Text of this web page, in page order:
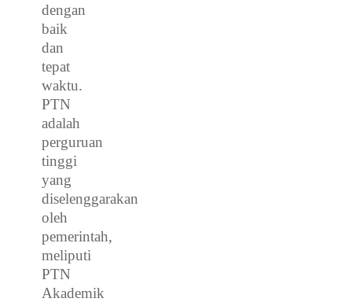
dengan
baik
dan
tepat
waktu.
PTN
adalah
perguruan
tinggi
yang
diselenggarakan
oleh
pemerintah,
meliputi
PTN
Akademik